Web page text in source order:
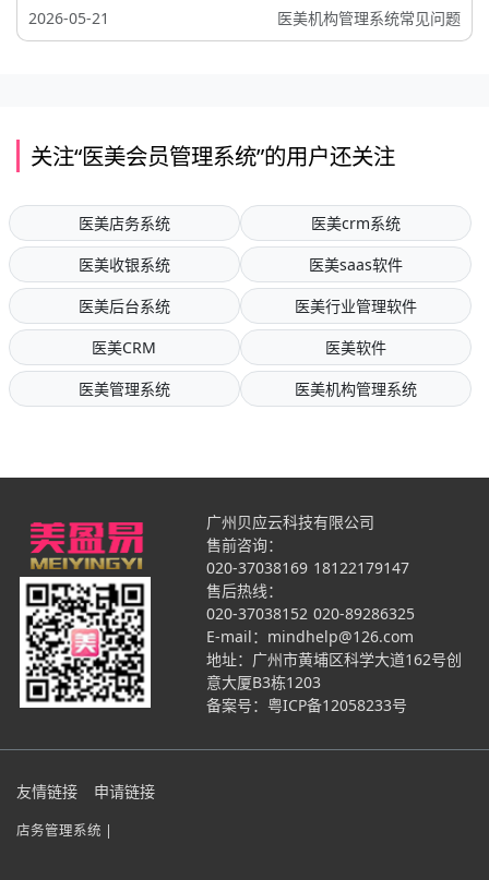
2026-05-21
医美机构管理系统常见问题
关注“医美会员管理系统”的用户还关注
医美店务系统
医美crm系统
医美收银系统
医美saas软件
医美后台系统
医美行业管理软件
医美CRM
医美软件
医美管理系统
医美机构管理系统
广州贝应云科技有限公司
售前咨询：
020-37038169 18122179147
售后热线：
020-37038152 020-89286325
E-mail：mindhelp@126.com
地址：广州市黄埔区科学大道162号创
意大厦B3栋1203
备案号： 粤ICP备12058233号
友情链接 申请链接
店务管理系统 |